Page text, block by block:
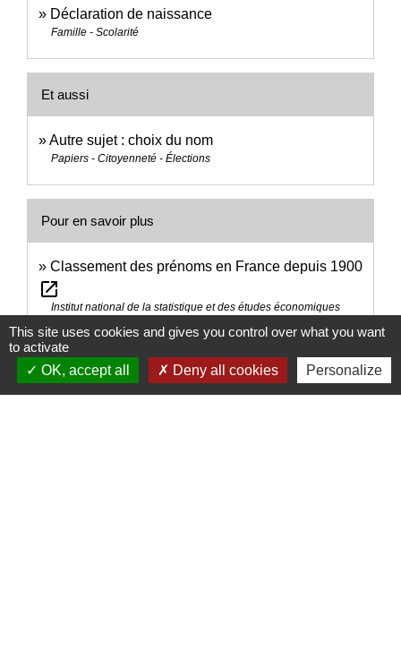
Déclaration de naissance
Famille - Scolarité
Et aussi
Autre sujet : choix du nom
Papiers - Citoyenneté - Élections
Pour en savoir plus
Classement des prénoms en France depuis 1900
open_in_new
Institut national de la statistique et des études économiques
Signaler une erreur sur cette page
This site uses cookies and gives you control over what you want
to activate
OK, accept all
Deny all cookies Personalize